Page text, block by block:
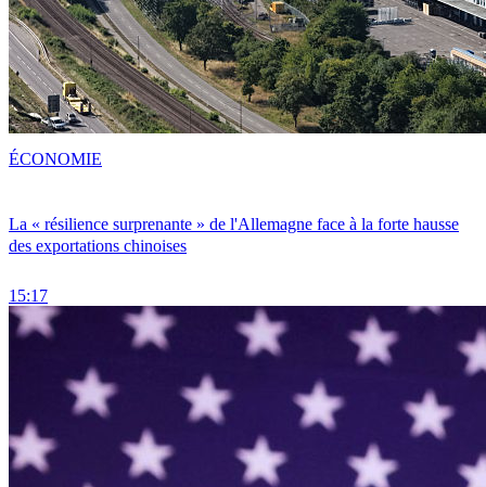
La « résilience surprenante » de l'Allemagne face à la forte hausse
des exportations chinoises
15:17
ÉCONOMIE